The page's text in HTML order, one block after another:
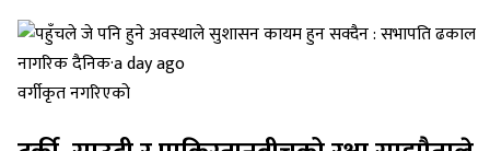
नागरिक दैनिक·a day ago
वर्गीकृत नगरिएको